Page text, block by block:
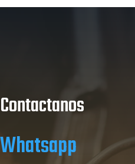
Contactanos
Whatsapp